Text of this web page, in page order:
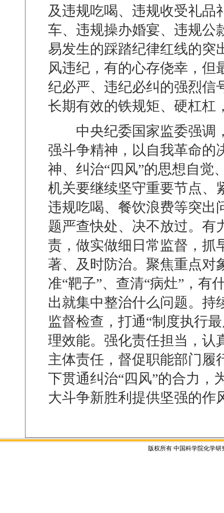
及违规吃喝、违规收受礼品
车、违规操办婚宴、违规公
易发生的踩踏纪律红线的突
风违纪，有的心存侥幸，但
纪必严、违纪必纠的强烈信
长期有效的铁规矩、硬杠杠
中央纪委国家监委强调
强斗争精神，以自我革命的
神、纠治“四风”的思想自觉
机关要继续坚守重要节点、
违规吃喝、餐饮浪费等突出
题严查快处、决不放过。有
责，做实做细日常监督，抓
著、及时防治。聚焦重点对
准“靶子”、查清“病灶” ，有
出就集中整治什么问题。持
监督检查，打通“制度执行
理效能。强化责任担当，认
主体责任，督促职能部门履
下贯通纠治“四风”的合力，
大斗争新胜利提供坚强的作
版权所有 中国科学院化学研